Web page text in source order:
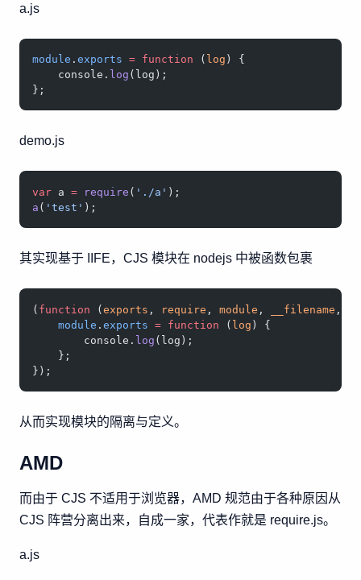
a.js
module .exports = function ( log ) {
    console.
log (log);
};
demo.js
var a = require ( './a' );
a ( 'test' );
其实现基于 IIFE，CJS 模块在 nodejs 中被函数包裹
( function (exports , require , module , __filename ,
    module
.exports = function ( log ) {
        console.
log (log);
    };
});
从而实现模块的隔离与定义。
AMD
而由于 CJS 不适用于浏览器，AMD 规范由于各种原因从
CJS 阵营分离出来，自成一家，代表作就是 require.js。
a.js